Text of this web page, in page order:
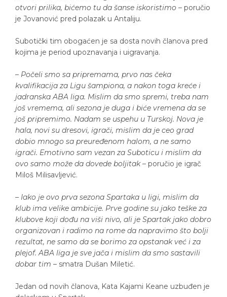
otvori prilika, bićemo tu da šanse iskoristimo – poručio
je Jovanović pred polazak u Antaliju.
Subotički tim obogaćen je sa dosta novih članova pred
kojima je period upoznavanja i uigravanja.
– Počeli smo sa pripremama, prvo nas čeka
kvalifikacija za Ligu šampiona, a nakon toga kreće i
jadranska ABA liga. Mislim da smo spremi, treba nam
još vremema, ali sezona je duga i biće vremena da se
još pripremimo. Nadam se uspehu u Turskoj. Nova je
hala, novi su dresovi, igrači, mislim da je ceo grad
dobio mnogo sa preuređenom halom, a ne samo
igrači. Emotivno sam vezan za Suboticu i mislim da
ovo samo može da dovede boljitak– poručio je igrač
Miloš Milisavljević.
– Iako je ovo prva sezona Spartaka u ligi, mislim da
klub ima velike ambicije. Prve godine su jako teške za
klubove koji dođu na viši nivo, ali je Spartak jako dobro
organizovan i radimo na rome da napravimo što bolji
rezultat, ne samo da se borimo za opstanak već i za
plejof. ABA liga je sve jača i mislim da smo sastavili
dobar tim – smatra Dušan Miletić.
Jedan od novih članova, Kata Kajami Keane uzbuđen je